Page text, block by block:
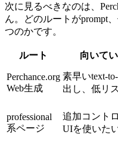
次に見るべきなのは、
ん。どのルートがprompt
つのかです。
ルート 向いて
Perchance.org
Web生成
素早いtext-
出し、低リ
professional
系ページ
追加コント
UIを使いた